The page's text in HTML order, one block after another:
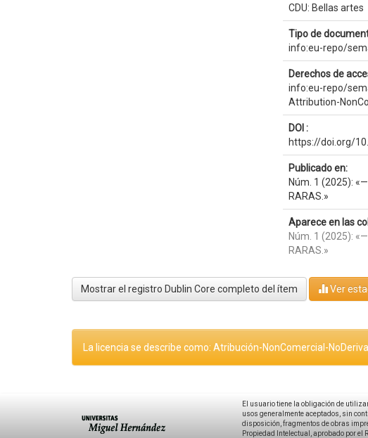
CDU: Bellas artes
Tipo de
info:eu-repo/
Derechos de
info:eu-repo/
Attribution-
DOI :
https://doi.org/
Publicado en:
Núm. 1 (2025):
RARAS.»
Aparece en las
Núm. 1 (2025):
RARAS.»
Mostrar el registro Dublin Core completo del ítem Ver
La licencia se describe como: Atribución-NonComercial-
El usuario tiene la obligación de
usos generalmente aceptados, sin
disposición, fragmentos de obras
Propiedad Intelectual, aprobado por el